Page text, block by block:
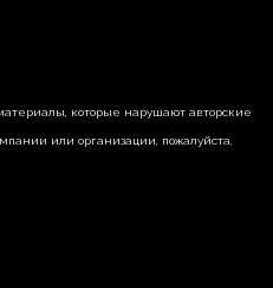
которые нарушают авторские
или организации, пожалуйста,